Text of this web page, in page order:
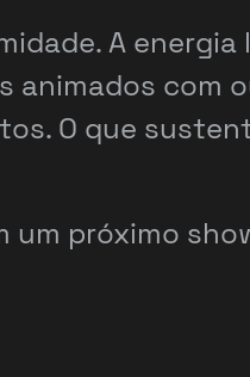
A energia
animados com
O que
um próximo